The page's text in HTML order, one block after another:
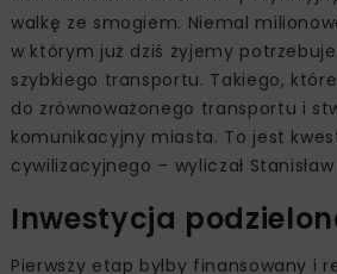
walkę ze smogiem. Niemal
w którym już dziś żyjemy
szybkiego transportu. Takiego,
do zrównoważonego transportu i
komunikacyjny miasta. To jest
cywilizacyjnego – wyliczał Stanisław
Inwestycja
Pierwszy etap byłby finansowany i